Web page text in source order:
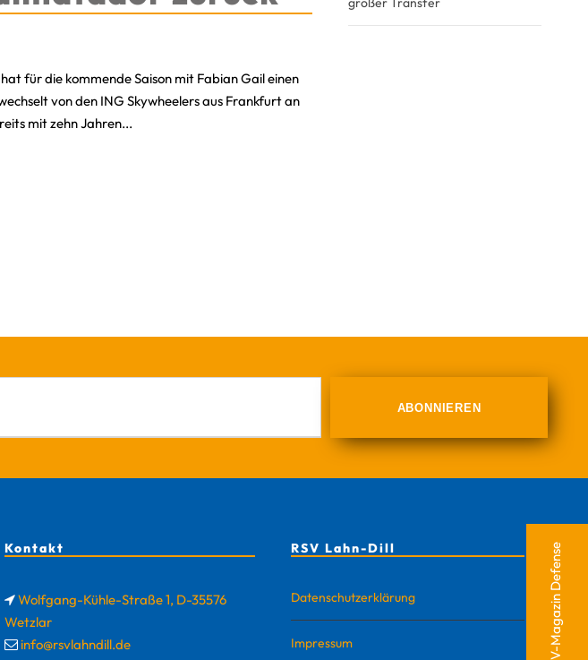
für die kommende Saison mit Fabian Gail einen
von den ING Skywheelers aus Frankfurt an
mit zehn Jahren...
Kontakt
Wolfgang-Kühle-Straße 1, D-35576
Wetzlar
info@rsvlahndill.de
RSV Lahn-Dill
Datenschutzerklärung
Impressum RSV-Magazin Defense